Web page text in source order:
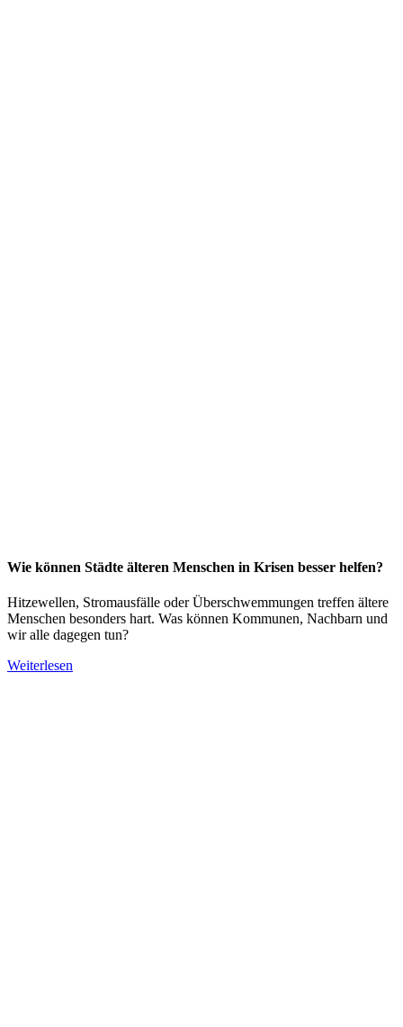
Wie können Städte älteren Menschen in Krisen besser helfen?
Hitzewellen, Stromausfälle oder Überschwemmungen treffen ältere
Menschen besonders hart. Was können Kommunen, Nachbarn und
wir alle dagegen tun?
Weiterlesen